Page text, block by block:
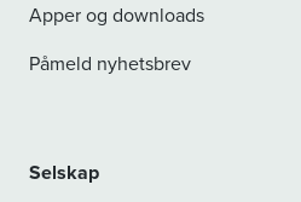
Apper og downloads
Påmeld nyhetsbrev
Selskap